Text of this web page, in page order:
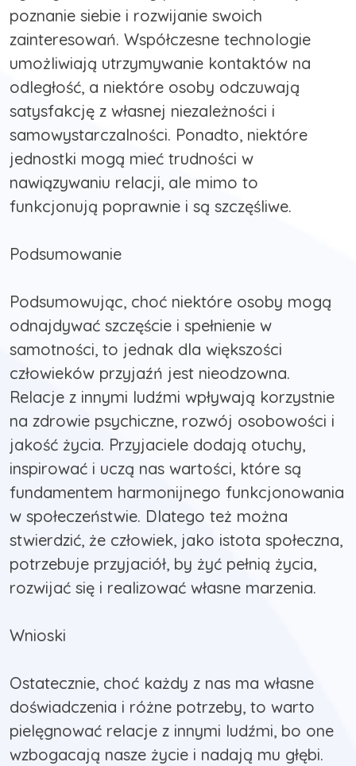
poznanie siebie i rozwijanie swoich
zainteresowań. Współczesne technologie
umożliwiają utrzymywanie kontaktów na
odległość, a niektóre osoby odczuwają
satysfakcję z własnej niezależności i
samowystarczalności. Ponadto, niektóre
jednostki mogą mieć trudności w
nawiązywaniu relacji, ale mimo to
funkcjonują poprawnie i są szczęśliwe.
Podsumowanie
Podsumowując, choć niektóre osoby mogą
odnajdywać szczęście i spełnienie w
samotności, to jednak dla większości
człowieków przyjaźń jest nieodzowna.
Relacje z innymi ludźmi wpływają korzystnie
na zdrowie psychiczne, rozwój osobowości i
jakość życia. Przyjaciele dodają otuchy,
inspirować i uczą nas wartości, które są
fundamentem harmonijnego funkcjonowania
w społeczeństwie. Dlatego też można
stwierdzić, że człowiek, jako istota społeczna,
potrzebuje przyjaciół, by żyć pełnią życia,
rozwijać się i realizować własne marzenia.
Wnioski
Ostatecznie, choć każdy z nas ma własne
doświadczenia i różne potrzeby, to warto
pielęgnować relacje z innymi ludźmi, bo one
wzbogacają nasze życie i nadają mu głębi.